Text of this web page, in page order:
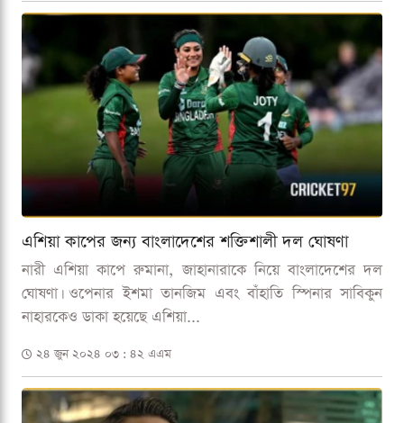
এশিয়া কাপের জন্য বাংলাদেশের শক্তিশালী দল ঘোষণা
নারী এশিয়া কাপে রুমানা, জাহানারাকে নিয়ে বাংলাদেশের দল
ঘোষণা। ওপেনার ইশমা তানজিম এবং বাঁহাতি স্পিনার সাবিকুন
নাহারকেও ডাকা হয়েছে এশিয়া...
২৪ জুন ২০২৪ ০৩ : ৪২ এএম